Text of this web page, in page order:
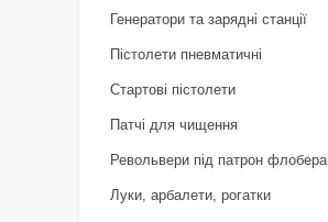
Генератори та зарядні станції
Пістолети пневматичні
Стартові пістолети
Патчі для чищення
Револьвери під патрон флобера
Луки, арбалети, рогатки